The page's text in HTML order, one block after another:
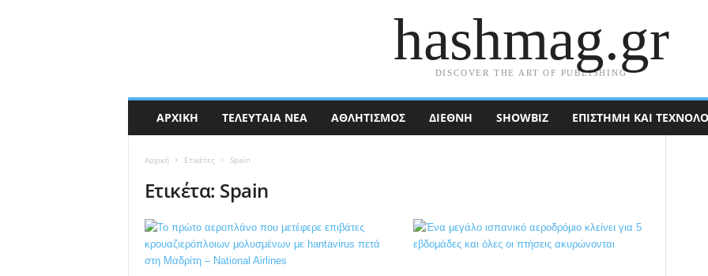
hashmag.gr
DISCOVER THE ART OF PUBLISHING
ΑΡΧΙΚΉ ΤΕΛΕΥΤΑΊΑ ΝΈΑ ΑΘΛΗΤΙΣΜΟΣ ΔΙΕΘΝΉ SHOWBIZ ΕΠΙΣΤΉΜΗ ΚΑΙ
Αρχική Ετικέτες Spain
Ετικέτα: Spain